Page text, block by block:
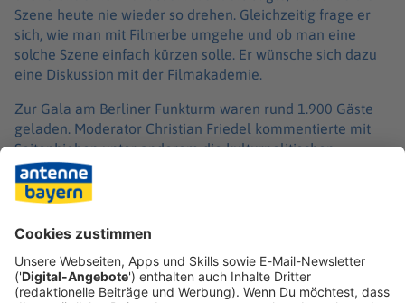
Szene heute nie wieder so drehen. Gleichzeitig frage er
sich, wie man mit Filmerbe umgehe und ob man eine
solche Szene einfach kürzen solle. Er wünsche sich dazu
eine Diskussion mit der Filmakademie.
Zur Gala am Berliner Funkturm waren rund 1.900 Gäste
geladen. Moderator Christian Friedel kommentierte mit
Seitenhieben unter anderem die kulturpolitischen
Debatten der vergangenen Monate. Die Akademiechefs
Florian Gallenberger und Vicky Krieps riefen zum
Zusammenhalt auf. Kultur verbinde und sei ein Raum, in
dem alle Platz hätten, sagte Gallenberger. Kultur helfe
Bevormundung.